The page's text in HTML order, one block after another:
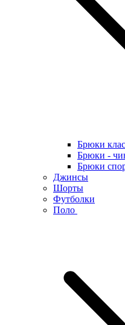
Брюки
Брюки -
Брюки
Джинсы
Шорты
Футболки
Поло